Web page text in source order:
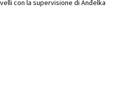
con la supervisione di Anđelka